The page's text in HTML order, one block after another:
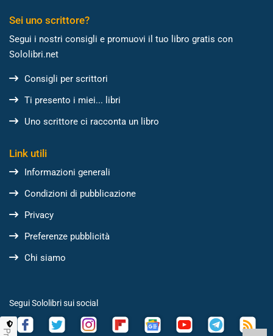
Sei uno scrittore?
Segui i nostri consigli e promuovi il tuo libro gratis con
Sololibri.net
Consigli per scrittori
Ti presento i miei... libri
Uno scrittore ci racconta un libro
Link utili
Informazioni generali
Condizioni di pubblicazione
Privacy
Preferenze pubblicità
Chi siamo
Segui Sololibri sui social